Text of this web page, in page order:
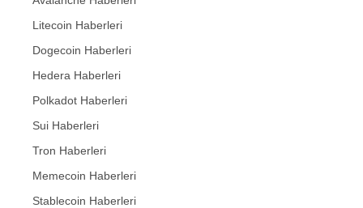
Litecoin Haberleri
Dogecoin Haberleri
Hedera Haberleri
Polkadot Haberleri
Sui Haberleri
Tron Haberleri
Memecoin Haberleri
Stablecoin Haberleri